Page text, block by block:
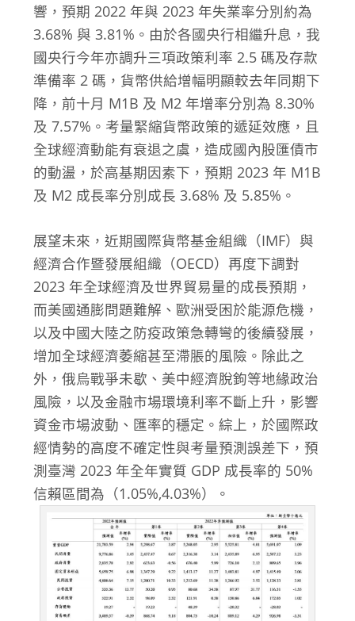
響，預期 2022 年與 2023 年失業率分別約為
3.68% 與 3.81%。由於各國央行相繼升息，我
國央行今年亦調升三項政策利率 2.5 碼及存款
準備率 2 碼，貨幣供給增幅明顯較去年同期下
降，前十月 M1B 及 M2 年增率分別為 8.30%
及 7.57%。考量緊縮貨幣政策的遞延效應，且
全球經濟動能有衰退之虞，造成國內股匯債市
的動盪，於高基期因素下，預期 2023 年 M1B
及 M2 成長率分別成長 3.68% 及 5.85%。
展望未來，近期國際貨幣基金組織（IMF）與
經濟合作暨發展組織（OECD）再度下調對
2023 年全球經濟及世界貿易量的成長預期，
而美國通膨問題難解、歐洲受困於能源危機，
以及中國大陸之防疫政策急轉彎的後續發展，
增加全球經濟萎縮甚至滯脹的風險。除此之
外，俄烏戰爭未歇、美中經濟脫鉤等地緣政治
風險，以及金融市場環境利率不斷上升，影響
資金市場波動、匯率的穩定。綜上，於國際政
經情勢的高度不確定性與考量預測誤差下，預
測臺灣 2023 年全年實質 GDP 成長率的 50%
信賴區間為（1.05%,4.03%）。